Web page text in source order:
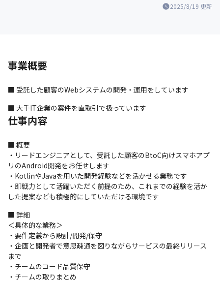
2025/8/19 更新
事業概要
■ 受託した顧客のWebシステムの開発・運用をしています
■ 大手IT企業の案件を直取引で扱っています
仕事内容
■ 概要
・リードエンジニアとして、受託した顧客のBtoC向けスマホアプ
リのAndroid開発をお任せします
・KotlinやJavaを用いた開発経験などを活かせる業務です
・即戦力として活躍いただく前提のため、これまでの経験を活か
した提案なども積極的にしていただける環境です
■ 詳細
＜具体的な業務＞
・要件定義から設計/開発/保守
・企画と開発者で意思疎通を図りながらサービスの最終リリース
まで
・チームのコード品質保守
・チームの取りまとめ